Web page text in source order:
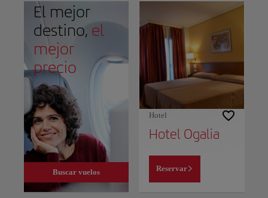
El mejor
destino, el
mejor
precio
Buscar vuelos
Hotel
Hotel Ogalia
Reservar